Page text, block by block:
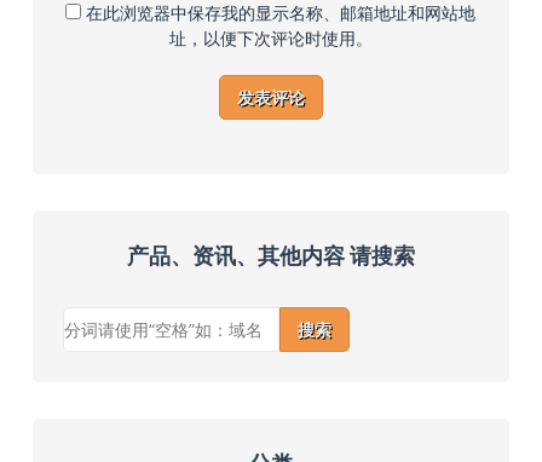
在此浏览器中保存我的显示名称、邮箱地址和网站地
址，以便下次评论时使用。
产品、资讯、其他内容 请搜索
搜索